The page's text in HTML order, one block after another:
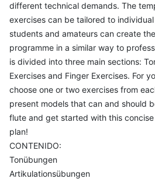
different technical demands. The
exercises can be tailored to
students and amateurs can create
programme in a similar way to
is divided into three main sections:
Exercises and Finger Exercises. For
choose one or two exercises from
present models that can and should
flute and get started with this
plan!
CONTENIDO:
Tonübungen
Artikulationsübungen